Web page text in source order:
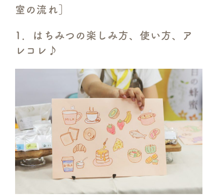
室の流れ］
1．はちみつの楽しみ方、使い方、ア
レコレ♪